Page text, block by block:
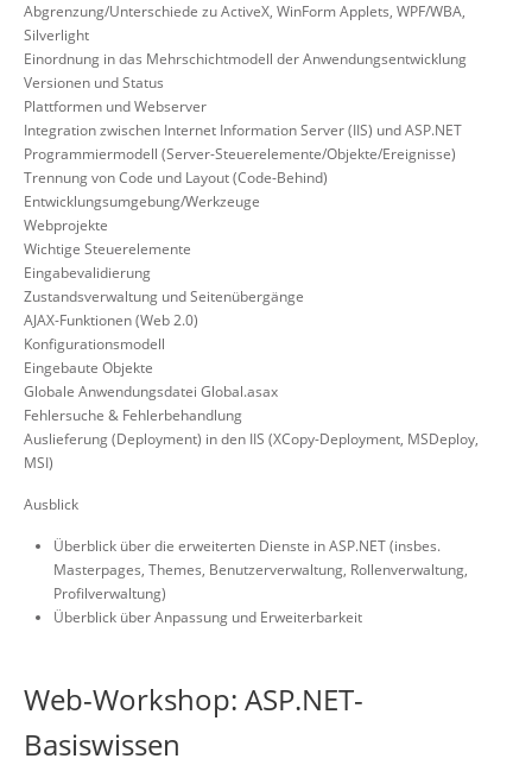
Abgrenzung/Unterschiede zu ActiveX, WinForm Applets, WPF/WBA,
Silverlight
Einordnung in das Mehrschichtmodell der Anwendungsentwicklung
Versionen und Status
Plattformen und Webserver
Integration zwischen Internet Information Server (IIS) und ASP.NET
Programmiermodell (Server-Steuerelemente/Objekte/Ereignisse)
Trennung von Code und Layout (Code-Behind)
Entwicklungsumgebung/Werkzeuge
Webprojekte
Wichtige Steuerelemente
Eingabevalidierung
Zustandsverwaltung und Seitenübergänge
AJAX-Funktionen (Web 2.0)
Konfigurationsmodell
Eingebaute Objekte
Globale Anwendungsdatei Global.asax
Fehlersuche & Fehlerbehandlung
Auslieferung (Deployment) in den IIS (XCopy-Deployment, MSDeploy,
MSI)
Ausblick
Überblick über die erweiterten Dienste in ASP.NET (insbes.
Masterpages, Themes, Benutzerverwaltung, Rollenverwaltung,
Profilverwaltung)
Überblick über Anpassung und Erweiterbarkeit
Web-Workshop: ASP.NET-
Basiswissen